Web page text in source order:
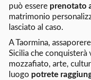
può essere prenotato
matrimonio
lasciato al caso.
A Taormina,
Sicilia che conquisterà
mozzafiato, arte,
luogo potrete